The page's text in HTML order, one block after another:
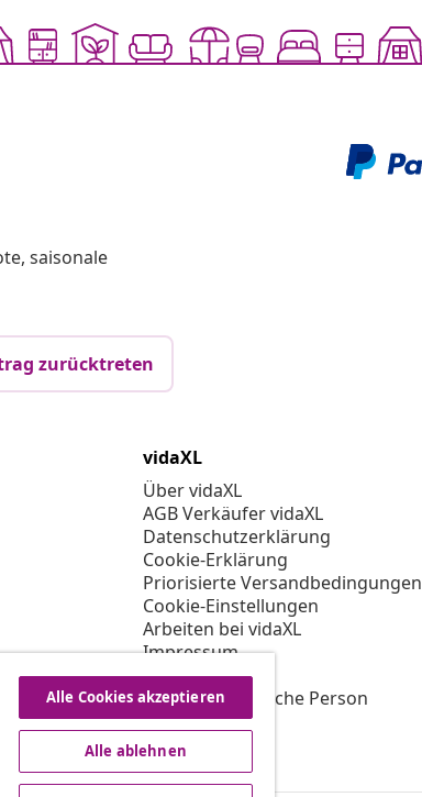
saisonale
zurücktreten
vidaXL
Über vidaXL
AGB Verkäufer vidaXL
Datenschutzerklärung
Cookie-Erklärung
Priorisierte Versandbedingungen
Cookie-Einstellungen
Arbeiten bei vidaXL
Impressum
Sicherheit
EU Verantwortliche Person
EPR-Richtlinie
Barrierefreiheit
Alle Cookies akzeptieren
Alle ablehnen